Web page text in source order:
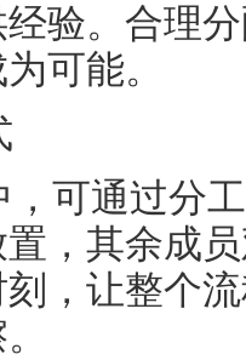
验。合理
可能。
，可通过分
，其余成
，让整个